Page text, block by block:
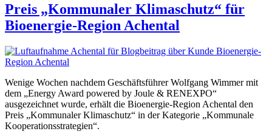
Preis „Kommunaler Klimaschutz“ für
Bioenergie-Region Achental
Wenige Wochen nachdem Geschäftsführer Wolfgang Wimmer mit
dem „Energy Award powered by Joule & RENEXPO“
ausgezeichnet wurde, erhält die Bioenergie-Region Achental den
Preis „Kommunaler Klimaschutz“ in der Kategorie „Kommunale
Kooperationsstrategien“.